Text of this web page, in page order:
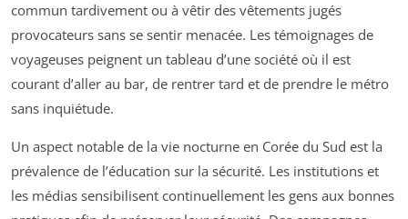
commun tardivement ou à vêtir des vêtements jugés
provocateurs sans se sentir menacée. Les témoignages de
voyageuses peignent un tableau d’une société où il est
courant d’aller au bar, de rentrer tard et de prendre le métro
sans inquiétude.
Un aspect notable de la vie nocturne en Corée du Sud est la
prévalence de l’éducation sur la sécurité. Les institutions et
les médias sensibilisent continuellement les gens aux bonnes